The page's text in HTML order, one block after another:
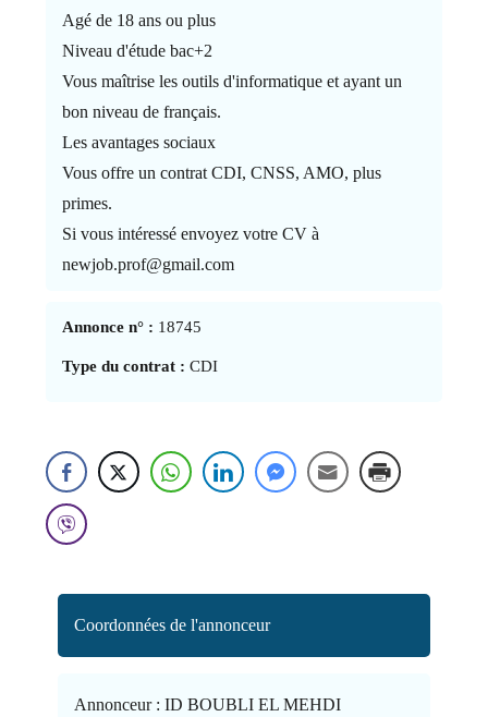
Agé de 18 ans ou plus
Niveau d'étude bac+2
Vous maîtrise les outils d'informatique et ayant un
bon niveau de français.
Les avantages sociaux
Vous offre un contrat CDI, CNSS, AMO, plus
primes.
Si vous intéressé envoyez votre CV à
newjob.prof@gmail.com
Annonce n° : 18745
Type du contrat : CDI
Coordonnées de l'annonceur
Annonceur : ID BOUBLI EL MEHDI